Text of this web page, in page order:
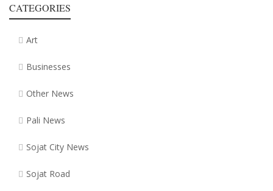
CATEGORIES
Art
Businesses
Other News
Pali News
Sojat City News
Sojat Road